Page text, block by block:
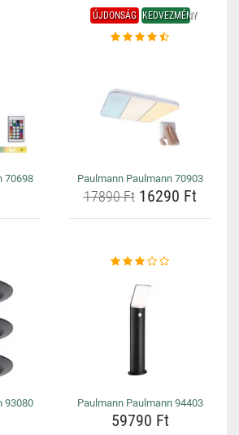
70698
ÚJDONSÁG KEDVEZMÉNY
Paulmann Paulmann 70903
17890 Ft16290 Ft
93080 Paulmann Paulmann 94403
59790 Ft